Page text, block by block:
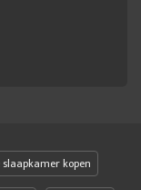
kopen